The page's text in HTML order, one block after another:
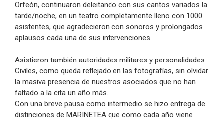
Orfeón, continuaron deleitando con sus cantos variados la
tarde/noche, en un teatro completamente lleno con 1000
asistentes, que agradecieron con sonoros y prolongados
aplausos cada una de sus intervenciones.
Asistieron también autoridades militares y personalidades
Civiles, como queda reflejado en las fotografías, sin olvidar
la masiva presencia de nuestros asociados que no han
faltado a la cita un año más.
Con una breve pausa como intermedio se hizo entrega de
distinciones de MARINETEA que como cada año viene